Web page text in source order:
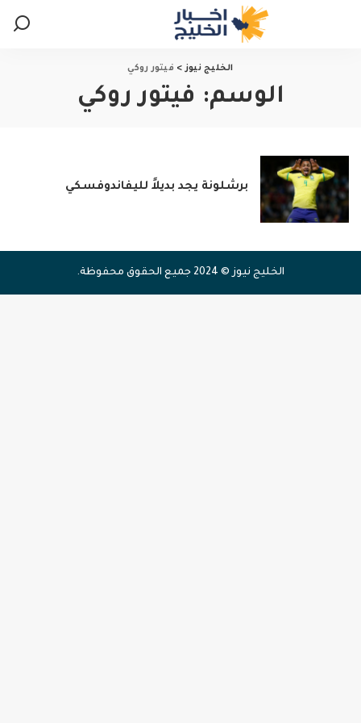
الخليج نيوز> فيتور روكي
الوسم: فيتور روكي
برشلونة يجد بديلاً لليفاندوفسكي
الخليج نيوز © 2024 جميع الحقوق محفوظة.